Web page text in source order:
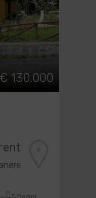
€ 130.000
3 Bagni